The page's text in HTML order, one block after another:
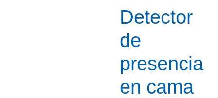
Detector
de
presencia
en cama